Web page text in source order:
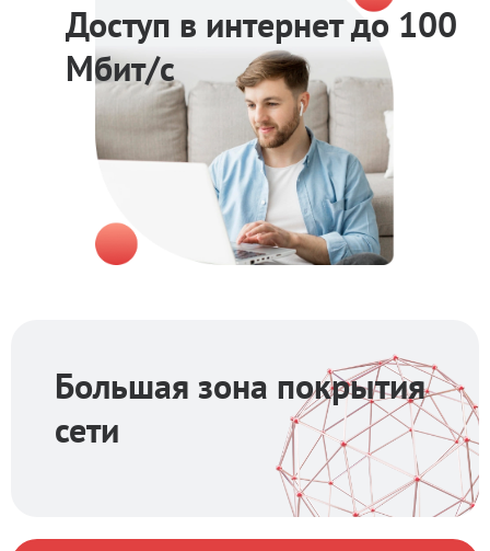
Доступ в интернет до 100
Мбит/с
Большая зона покрытия
сети